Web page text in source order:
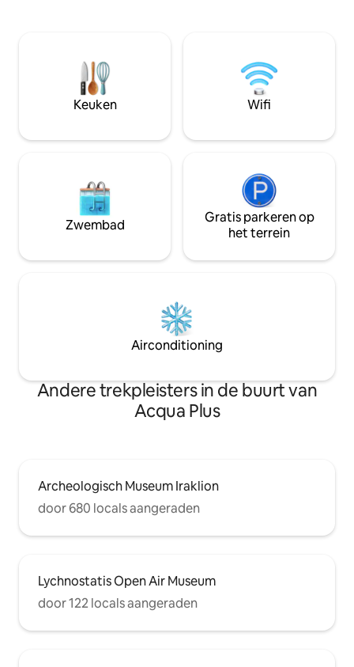
koud bad. Dicht bij Archanes, Knossos
en de culturele bezienswaardigheden
van Kreta is dit een rustig
toevluchtsoord waar de natuur het
tot rust te komen.
meest verfijnde
idyllische
groepen en
ervaring waar
Keuken Wifi
Zwembad
Gratis parkeren op
het terrein
Airconditioning
Andere trekpleisters in de buurt van
Acqua Plus
Archeologisch Museum Iraklion
door 680 locals aangeraden
Lychnostatis Open Air Museum
door 122 locals aangeraden